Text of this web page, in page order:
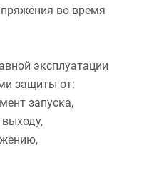
во время
эксплуатации
защиты от:
запуска,